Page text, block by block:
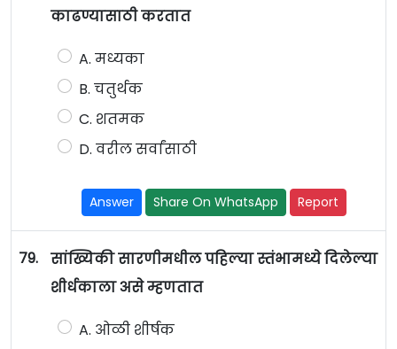
काढण्यासाठी करतात
A. मध्यका
B. चतुर्थक
C. शतमक
D. वरील सर्वांसाठी
Answer Share On WhatsApp Report
79.
सांख्यिकी सारणीमधील पहिल्या स्तंभामध्ये दिलेल्या
शीर्धकाला असे म्हणतात
A. ओळी शीर्षक